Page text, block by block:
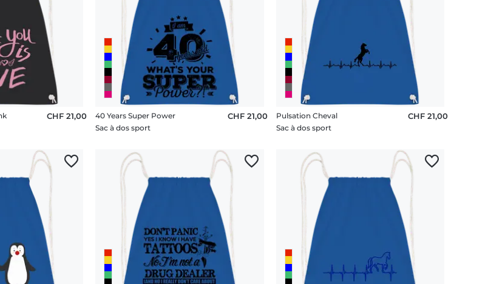
CHF 21,00
40 Years Super Power
Sac à dos sport
CHF 21,00
Pulsation Cheval
Sac à dos sport
CHF 21,00